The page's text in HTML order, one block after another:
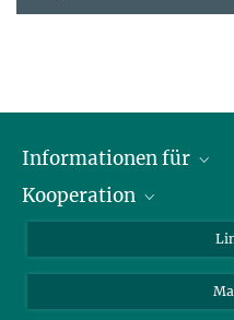
Informationen für
Journalisten
Kooperation
Max-Planck-
Beutenberg Campus e.V.